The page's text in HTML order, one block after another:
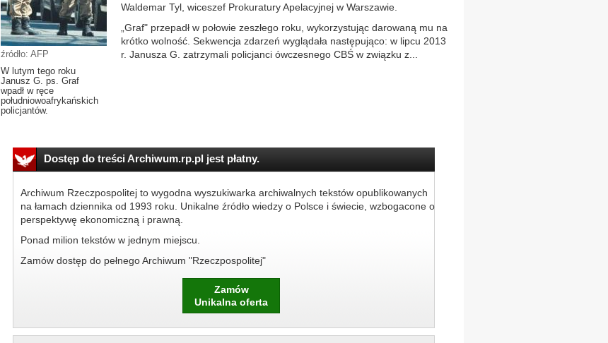
źródło: AFP
W lutym tego roku
Janusz G. ps. Graf
wpadł w ręce
południowoafrykańskich
policjantów.
Waldemar Tyl, wiceszef Prokuratury Apelacyjnej w Warszawie.
„Graf" przepadł w połowie zeszłego roku, wykorzystując darowaną mu na
krótko wolność. Sekwencja zdarzeń wyglądała następująco: w lipcu 2013
r. Janusza G. zatrzymali policjanci ówczesnego CBŚ w związku z...
Dostęp do treści Archiwum.rp.pl jest płatny.
Archiwum Rzeczpospolitej to wygodna wyszukiwarka archiwalnych tekstów opublikowanych
na łamach dziennika od 1993 roku. Unikalne źródło wiedzy o Polsce i świecie, wzbogacone o
perspektywę ekonomiczną i prawną.
Ponad milion tekstów w jednym miejscu.
Zamów dostęp do pełnego Archiwum "Rzeczpospolitej"
Zamów
Unikalna oferta